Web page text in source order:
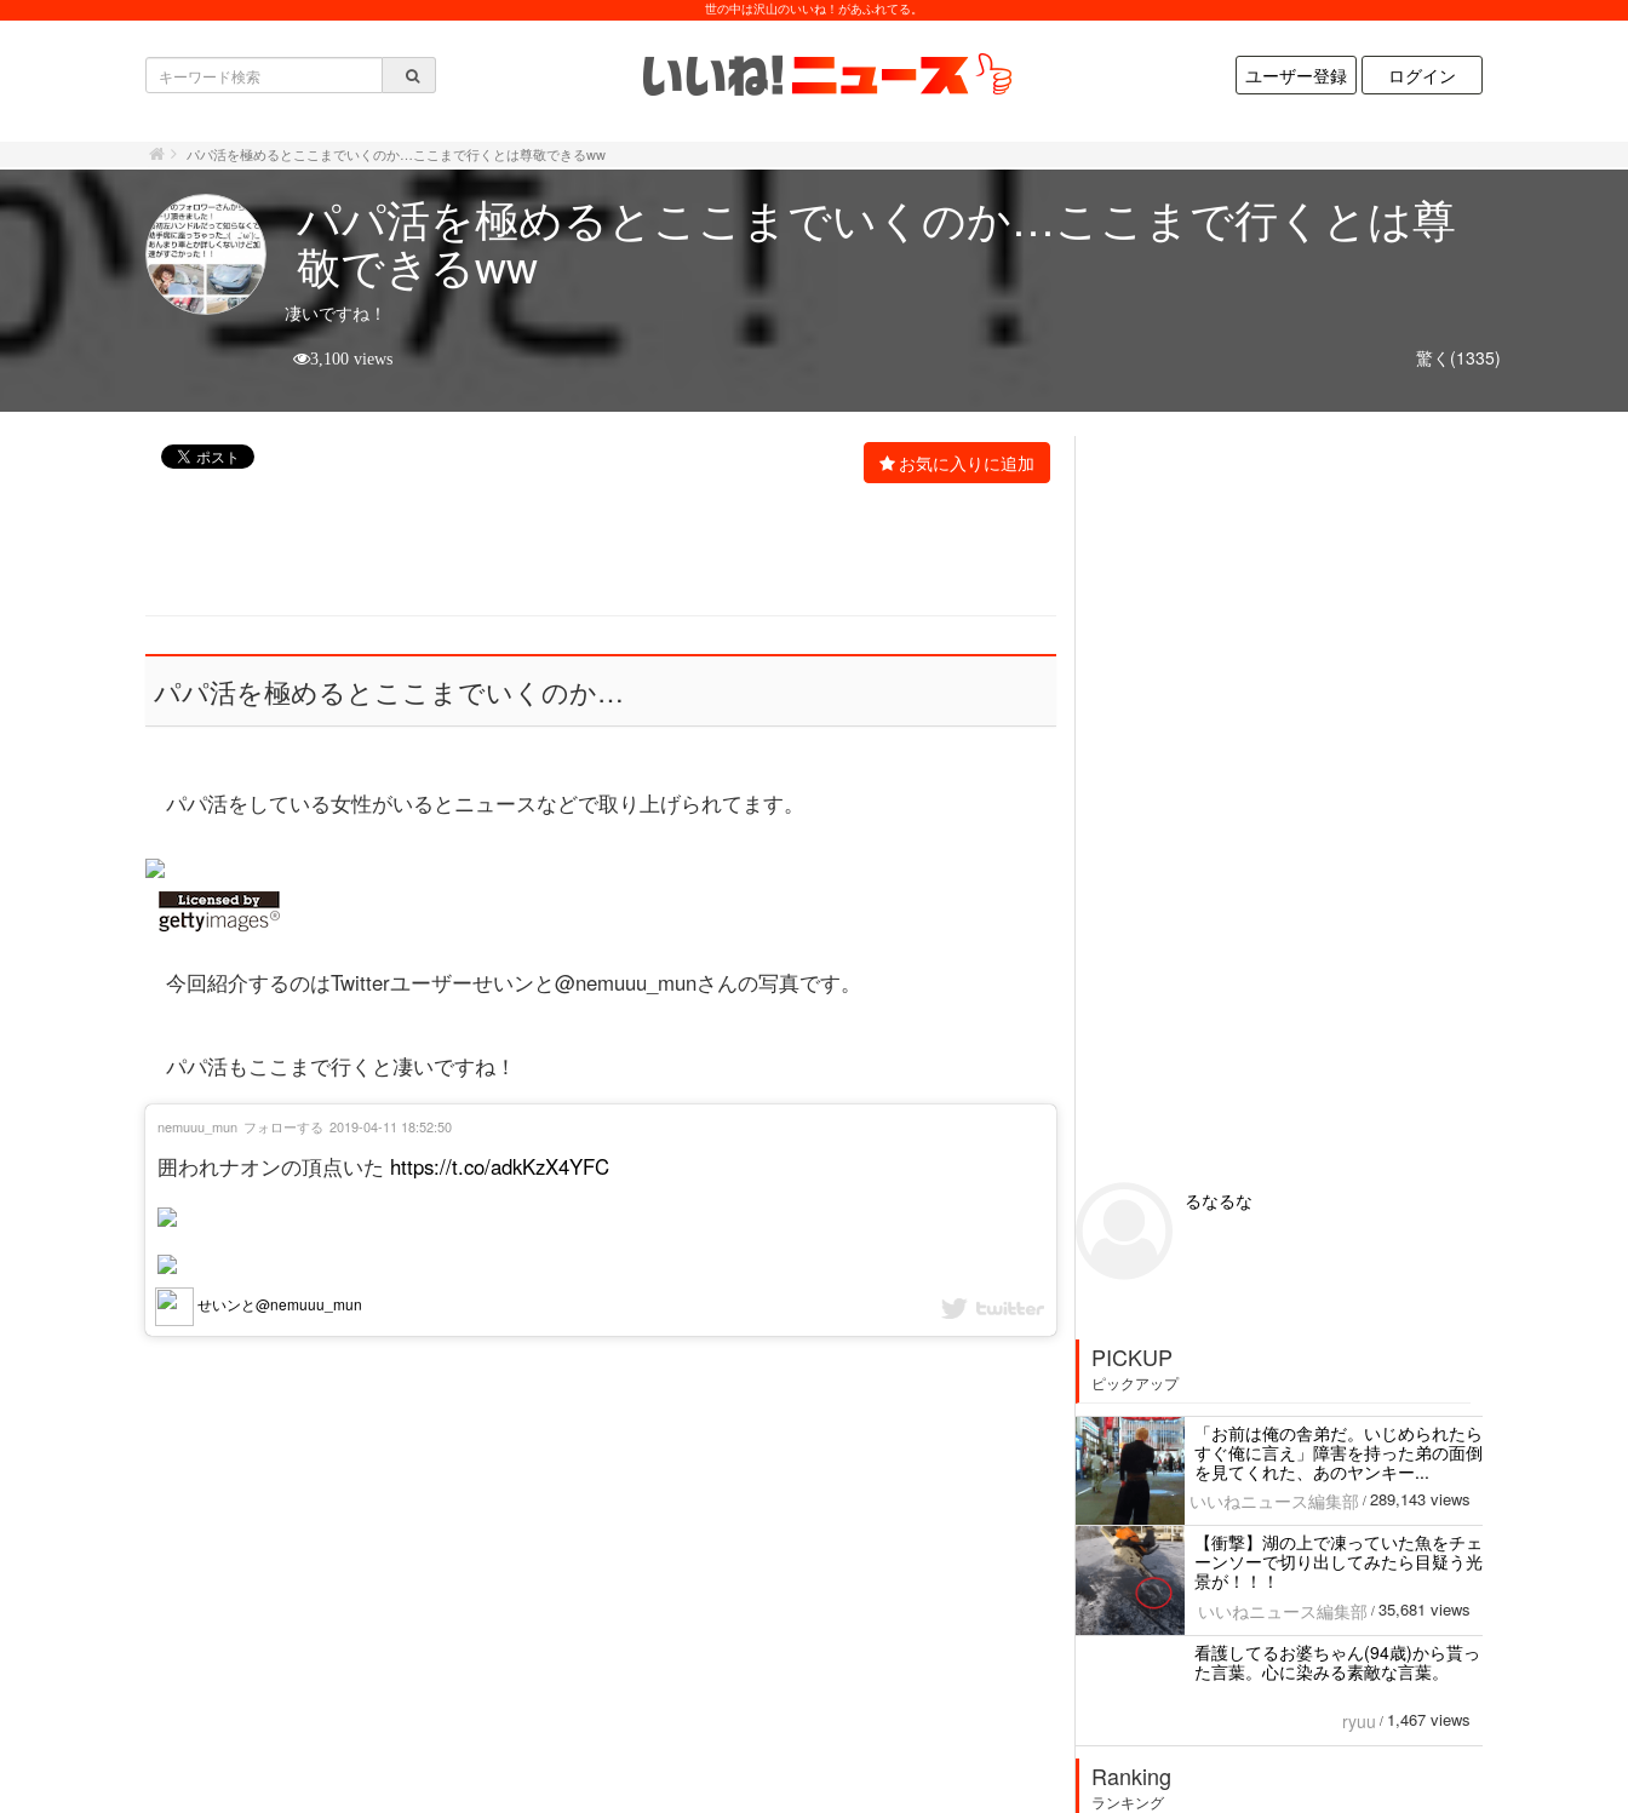
世の中は沢山のいいね！があふれてる。
ユーザー登録 ログイン
パパ活を極めるとここまでいくのか…ここまで行くとは尊敬できるww
パパ活を極めるとここまでいくのか…ここまで行くとは尊
敬できるww
凄いですね！
驚く(1335)
3,100 views
お気に入りに追加
パパ活を極めるとここまでいくのか…
パパ活をしている女性がいるとニュースなどで取り上げられてます。
今回紹介するのはTwitterユーザーせいンと@nemuuu_munさんの写真です。
パパ活もここまで行くと凄いですね！
囲われナオンの頂点いた https://t.co/adkKzX4YFC
せいンと@nemuuu_mun
nemuuu_mun フォローする 2019-04-11 18:52:50
るなるな
PICKUP
ピックアップ
「お前は俺の舎弟だ。いじめられたら
すぐ俺に言え」障害を持った弟の面倒
を見てくれた、あのヤンキー...
いいねニュース編集部 / 289,143 views
【衝撃】湖の上で凍っていた魚をチェ
ーンソーで切り出してみたら目疑う光
景が！！！
いいねニュース編集部 / 35,681 views
看護してるお婆ちゃん(94歳)から貰っ
た言葉。心に染みる素敵な言葉。
ryuu / 1,467 views
Ranking
ランキング